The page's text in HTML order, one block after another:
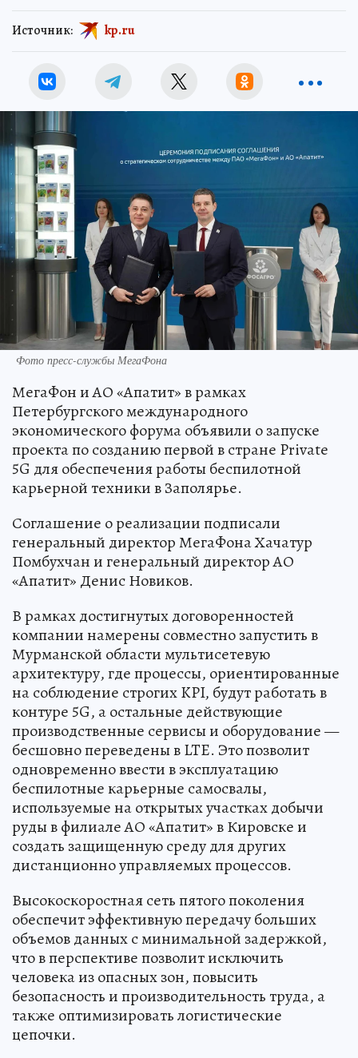
Источник: kp.ru
Фото пресс-службы МегаФона
МегаФон и АО «Апатит» в рамках
Петербургского международного
экономического форума объявили о запуске
проекта по созданию первой в стране Private
5G для обеспечения работы беспилотной
карьерной техники в Заполярье.
Соглашение о реализации подписали
генеральный директор МегаФона Хачатур
Помбухчан и генеральный директор АО
«Апатит» Денис Новиков.
В рамках достигнутых договоренностей
компании намерены совместно запустить в
Мурманской области мультисетевую
архитектуру, где процессы, ориентированные
на соблюдение строгих KPI, будут работать в
контуре 5G, а остальные действующие
производственные сервисы и оборудование —
бесшовно переведены в LTE. Это позволит
одновременно ввести в эксплуатацию
беспилотные карьерные самосвалы,
используемые на открытых участках добычи
руды в филиале АО «Апатит» в Кировске и
создать защищенную среду для других
дистанционно управляемых процессов.
Высокоскоростная сеть пятого поколения
обеспечит эффективную передачу больших
объемов данных с минимальной задержкой,
что в перспективе позволит исключить
человека из опасных зон, повысить
безопасность и производительность труда, а
также оптимизировать логистические
цепочки.